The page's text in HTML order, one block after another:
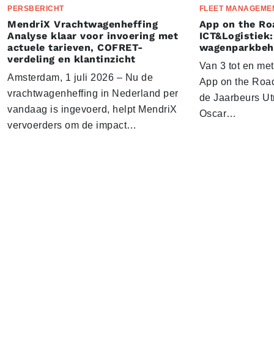
PERSBERICHT
MendriX Vrachtwagenheffing
Analyse klaar voor invoering met
actuele tarieven, COFRET-
verdeling en klantinzicht
Amsterdam, 1 juli 2026 – Nu de
vrachtwagenheffing in Nederland per
vandaag is ingevoerd, helpt MendriX
vervoerders om de impact…
FLEET
App on the
Van 3 tot en
App on the
de Jaarbeurs
Oscar…